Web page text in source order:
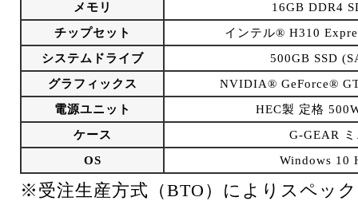
メモリ
16GB DDR4
チップセット
インテル® H310
システムドライブ
500GB SSD
グラフィックス
NVIDIA® GeForce®
電源ユニット
HEC製 定格
ケース
G-GEAR
OS
Windows 10
※受注生産方式（BTO）によりスペッ